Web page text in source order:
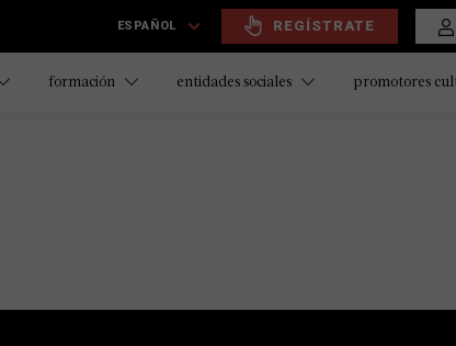
ESPAÑOL REGÍSTRATE
formación entidades sociales promotores